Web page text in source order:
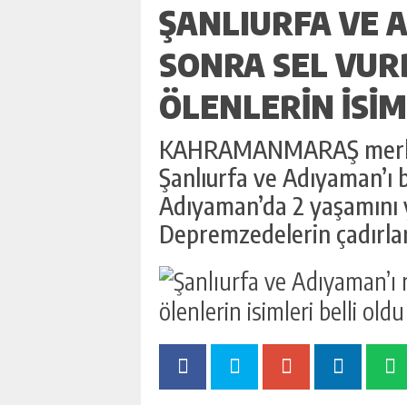
ŞANLIURFA VE
SONRA SEL
ÖLENLERIN
KAHRAMANMARAŞ
Şanlıurfa ve
Adıyaman’da 2
Depremzedelerin